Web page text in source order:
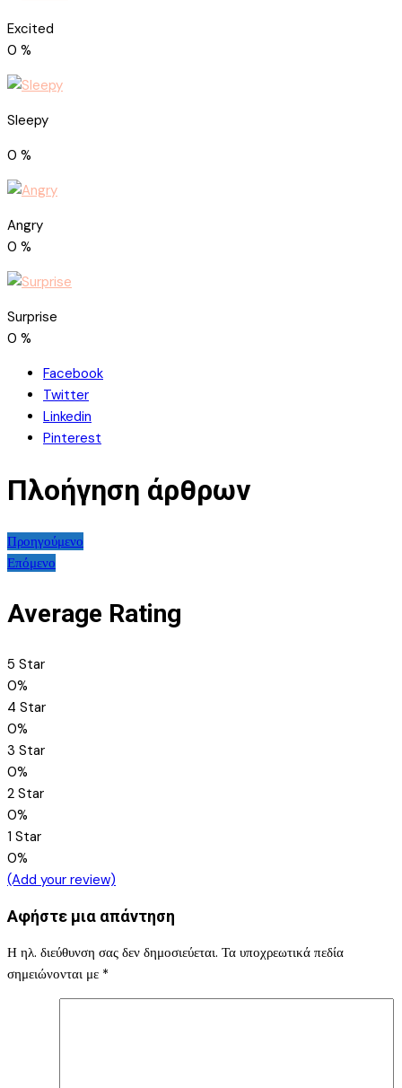
Excited
0 %
Sleepy
0 %
Angry
0 %
Surprise
0 %
Facebook
Twitter
Linkedin
Pinterest
Πλοήγηση άρθρων
Προηγούμενο
Επόμενο
Average Rating
5 Star
0%
4 Star
0%
3 Star
0%
2 Star
0%
1 Star
0%
(Add your review)
Αφήστε μια απάντηση
Η ηλ. διεύθυνση σας δεν δημοσιεύεται. Τα υποχρεωτικά πεδία
σημειώνονται με *